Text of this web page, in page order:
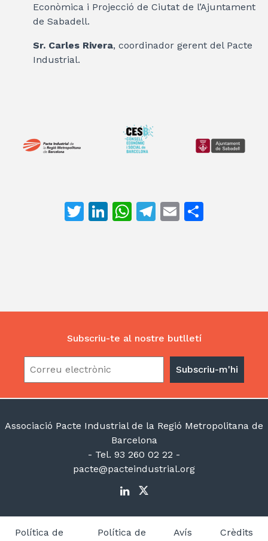
Econòmica i Projecció de Ciutat de l’Ajuntament
de Sabadell.
Sr. Carles Rivera, coordinador gerent del Pacte
Industrial.
T
Li
n
W
p
T
m
E
te
Subscriu-te al nostre butlletí
Associació Pacte Industrial de la Regió Metropolitana de
Barcelona
- Tel. 93 260 02 22 -
pacte@pacteindustrial.org
Política de Política de Avís Crèdits